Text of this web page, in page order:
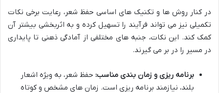
در کنار روش ها و تکنیک های اساسی حفظ شعر، رعایت برخی نکات
تکمیلی نیز می تواند فرآیند را تسهیل کرده و به اثربخشی بیشتر آن
کمک کند. این نکات، جنبه های مختلفی از آمادگی ذهنی تا پایداری
در مسیر را در بر می گیرند.
برنامه ریزی و زمان بندی مناسب: حفظ شعر، به ویژه اشعار
بلند، نیازمند برنامه ریزی است. زمان های مشخص و کوتاه